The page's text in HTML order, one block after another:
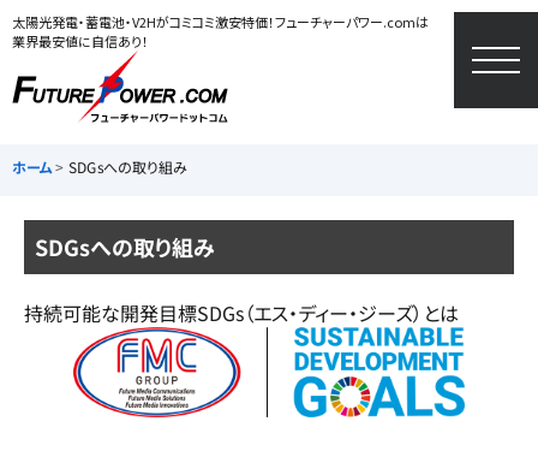
太陽光発電・蓄電池・V2Hがコミコミ激安特価！フューチャーパワー.comは
業界最安値に自信あり！
ホーム SDGsへの取り組み
SDGsへの取り組み
持続可能な開発目標SDGs（エス・ディー・ジーズ）とは